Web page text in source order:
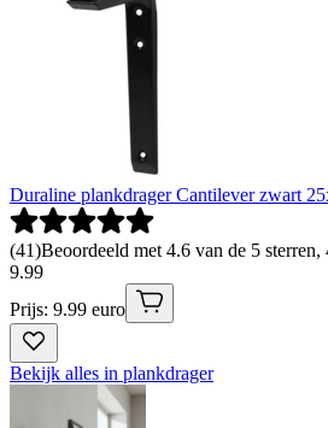
Duraline plankdrager Cantilever zwart
(41)Beoordeeld met 4.6 van de 5
9.99
Prijs: 9.99 euro
Bekijk alles in plankdrager